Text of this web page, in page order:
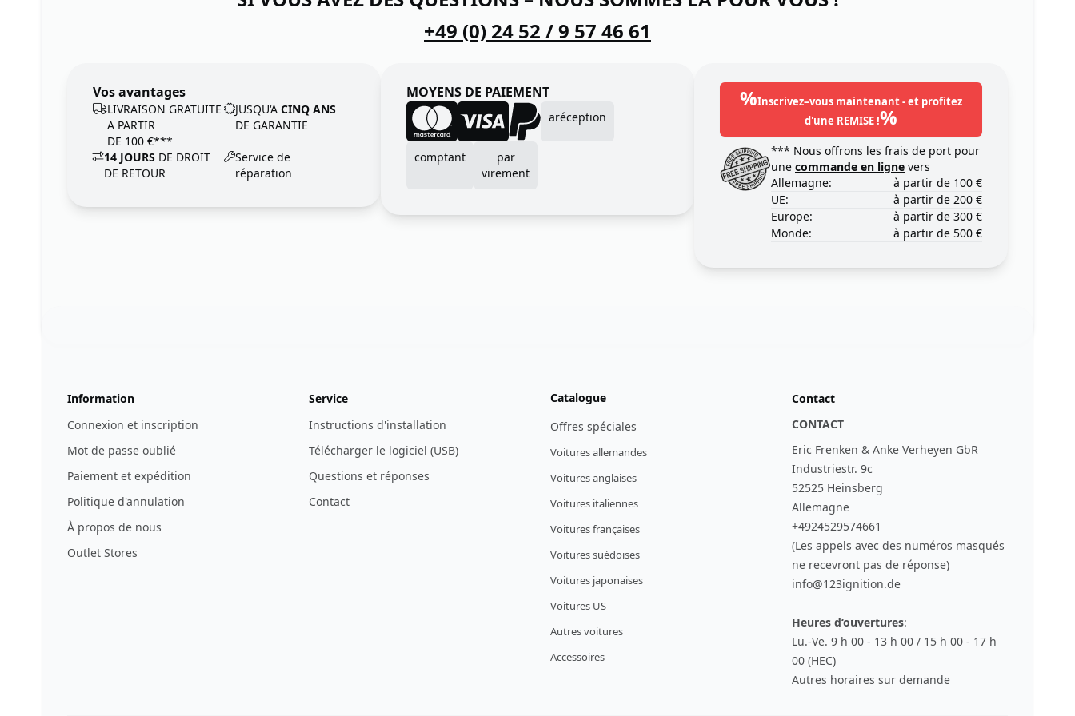
+49 (0) 24 52 / 9 57 46 61
Vos avantages
LIVRAISON GRATUITE
A PARTIR
DE 100 €***
JUSQU‘A CINQ ANS
DE GARANTIE
14 JOURS DE DROIT
DE RETOUR
Service de
réparation
MOYENS DE PAIEMENT
aréception
comptant
par
virement
%Inscrivez–vous maintenant - et profitez
d'une REMISE !%
*** Nous offrons les frais de port pour
une commande en ligne vers
Allemagne:
à partir de 100 €
UE:
à partir de 200 €
Europe:
à partir de 300 €
Monde:
à partir de 500 €
Information
Connexion et inscription
Mot de passe oublié
Paiement et expédition
Politique d'annulation
À propos de nous
Outlet Stores
Service
Instructions d'installation
Télécharger le logiciel (USB)
Questions et réponses
Contact
Catalogue
Offres spéciales
Voitures allemandes
Voitures anglaises
Voitures italiennes
Voitures françaises
Voitures suédoises
Voitures japonaises
Voitures US
Autres voitures
Accessoires
Contact
CONTACT
Eric Frenken & Anke Verheyen GbR
Industriestr. 9c
52525 Heinsberg
Allemagne
+4924529574661
(Les appels avec des numéros masqués
ne recevront pas de réponse)
info@123ignition.de
Heures d‘ouvertures:
Lu.-Ve. 9 h 00 - 13 h 00 / 15 h 00 - 17 h
00 (HEC)
Autres horaires sur demande